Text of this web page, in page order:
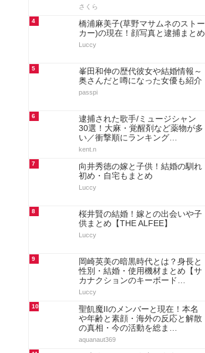
さくら
4
橋浦麻美子(草野マサムネのストー
カー)の現在！顔写真と逮捕まとめ
Luccy
5
峯田和伸の歴代彼女や結婚情報～
奥さんだと噂になった女優も紹介
passpi
6
逮捕された歌手/ミュージシャン
30選！大麻・覚醒剤など薬物が多
い／衝撃順にランキング…
kent.n
7
向井秀徳の嫁と子供！結婚の馴れ
初め・自宅もまとめ
Luccy
8
桜井賢の結婚！嫁との出会いや子
供まとめ【THE ALFEE】
Luccy
9
岡崎英美の暗黒時代とは？身長と
性別・結婚・使用機材まとめ【サ
カナクションのキーボード…
Luccy
10
聖飢魔IIのメンバーと現在！本名
や年齢と素顔・海外の反応と解散
の真相・今の活動を総ま…
aquanaut369